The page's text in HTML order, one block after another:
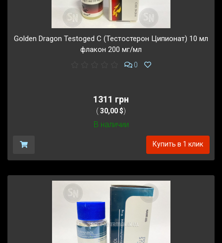
Golden Dragon Testoged C (Тестостерон Ципионат) 10 мл
флакон 200 мг/мл
0
1311 грн
( 30,00 $)
В наличии
Купить в 1 клик